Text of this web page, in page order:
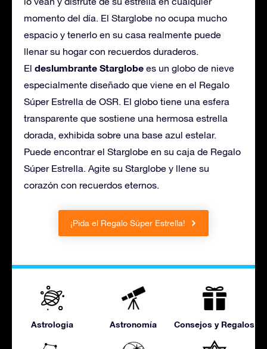
momento del día. El Starglobe no ocupa mucho
espacio y tenerlo en su casa realmente puede
llenar su hogar con recuerdos duraderos.
El deslumbrante Starglobe es un globo de nieve
especialmente diseñado que viene en el Regalo
Súper Estrella de OSR. El globo tiene una esfera
transparente que sostiene una hermosa estrella
dorada, exhibida sobre una base azul estelar.
Puede encontrar el Starglobe en su caja de Regalo
Súper Estrella. Agite su Starglobe y llene su
corazón con recuerdos eternos.
¡Pida el Regalo Súper Estrella!
Astrologia Astronomía Consejos y Regalos